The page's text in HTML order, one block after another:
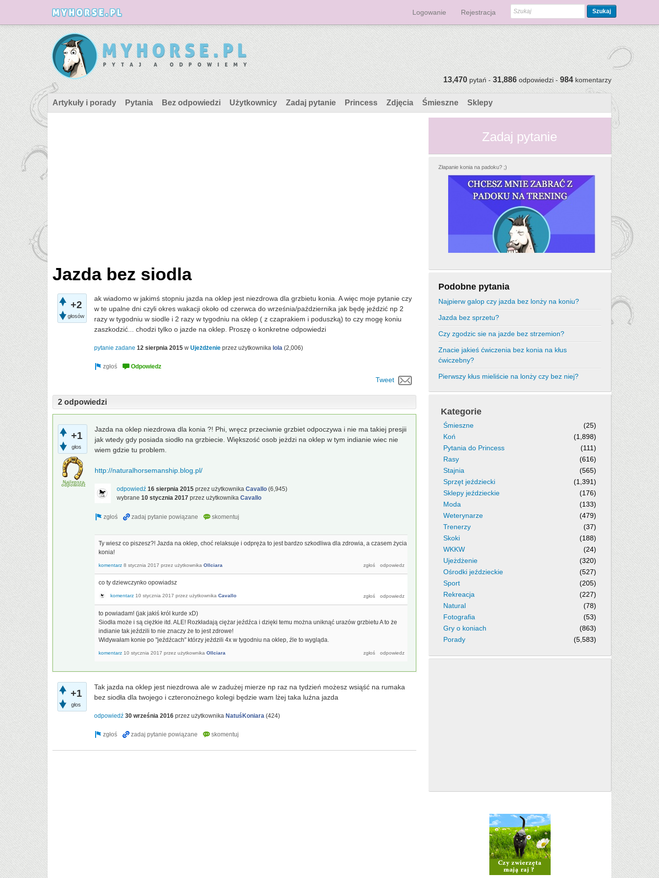
Logowanie Rejestracja Szukaj
13,470pytań -31,886odpowiedzi -984komentarzy
Artykuły i porady Pytania Bez odpowiedzi Użytkownicy Zadaj pytanie Princess Zdjęcia Śmieszne Sklepy
Jazda bez siodla
+2
głosów
ak wiadomo w jakimś stopniu jazda na oklep jest niezdrowa dla grzbietu konia. A więc moje pytanie czy
w te upalne dni czyli okres wakacji około od czerwca do września/października jak będę jeździć np 2
razy w tygodniu w siodle i 2 razy w tygodniu na oklep ( z czaprakiem i poduszką) to czy mogę koniu
zaszkodzić... chodzi tylko o jazde na oklep. Proszę o konkretne odpowiedzi
pytanie zadane 12 sierpnia 2015 w Ujeżdżenie przez użytkownika lola (2,006)
Tweet
2 odpowiedzi
+1
głos
Najlepsza
odpowiedź
Jazda na oklep niezdrowa dla konia ?! Phi, wręcz przeciwnie grzbiet odpoczywa i nie ma takiej presjii
jak wtedy gdy posiada siodło na grzbiecie. Większość osob jeżdzi na oklep w tym indianie wiec nie
wiem gdzie tu problem.
http://naturalhorsemanship.blog.pl/
odpowiedź 16 sierpnia 2015 przez użytkownika Cavallo (6,945)
wybrane 10 stycznia 2017 przez użytkownika Cavallo
Ty wiesz co piszesz?! Jazda na oklep, choć relaksuje i odpręża to jest bardzo szkodliwa dla zdrowia, a czasem życia
konia!
komentarz 8 stycznia 2017 przez użytkownika Ollciara
co ty dziewczynko opowiadsz
komentarz 10 stycznia 2017 przez użytkownika Cavallo
to powiadam! (jak jakiś król kurde xD)
Siodła może i są ciężkie itd. ALE! Rozkładają ciężar jeźdźca i dzięki temu można uniknąć urazów grzbietu A to że
indianie tak jeździli to nie znaczy że to jest zdrowe!
Widywałam konie po "jeźdźcach" którzy jeździli 4x w tygodniu na oklep, źle to wygląda.
komentarz 10 stycznia 2017 przez użytkownika Ollciara
+1
głos
Tak jazda na oklep jest niezdrowa ale w zadużej mierze np raz na tydzień możesz wsiąść na rumaka
bez siodła dla twojego i czteronożnego kolegi będzie wam lżej taka luźna jazda
odpowiedź 30 września 2016 przez użytkownika NatuśKoniara (424)
Zadaj pytanie
Złapanie konia na padoku? ;)
Podobne pytania
Najpierw galop czy jazda bez lonży na koniu?
Jazda bez sprzetu?
Czy zgodzic sie na jazde bez strzemion?
Znacie jakieś ćwiczenia bez konia na kłus
ćwiczebny?
Pierwszy kłus mieliście na lonży czy bez niej?
Kategorie
Śmieszne
(25)
Koń
(1,898)
Pytania do Princess
(111)
Rasy
(616)
Stajnia
(565)
Sprzęt jeździecki
(1,391)
Sklepy jeździeckie
(176)
Moda
(133)
Weterynarze
(479)
Trenerzy
(37)
Skoki
(188)
WKKW
(24)
Ujeżdżenie
(320)
Ośrodki jeździeckie
(527)
Sport
(205)
Rekreacja
(227)
Natural
(78)
Fotografia
(53)
Gry o koniach
(863)
Porady
(5,583)